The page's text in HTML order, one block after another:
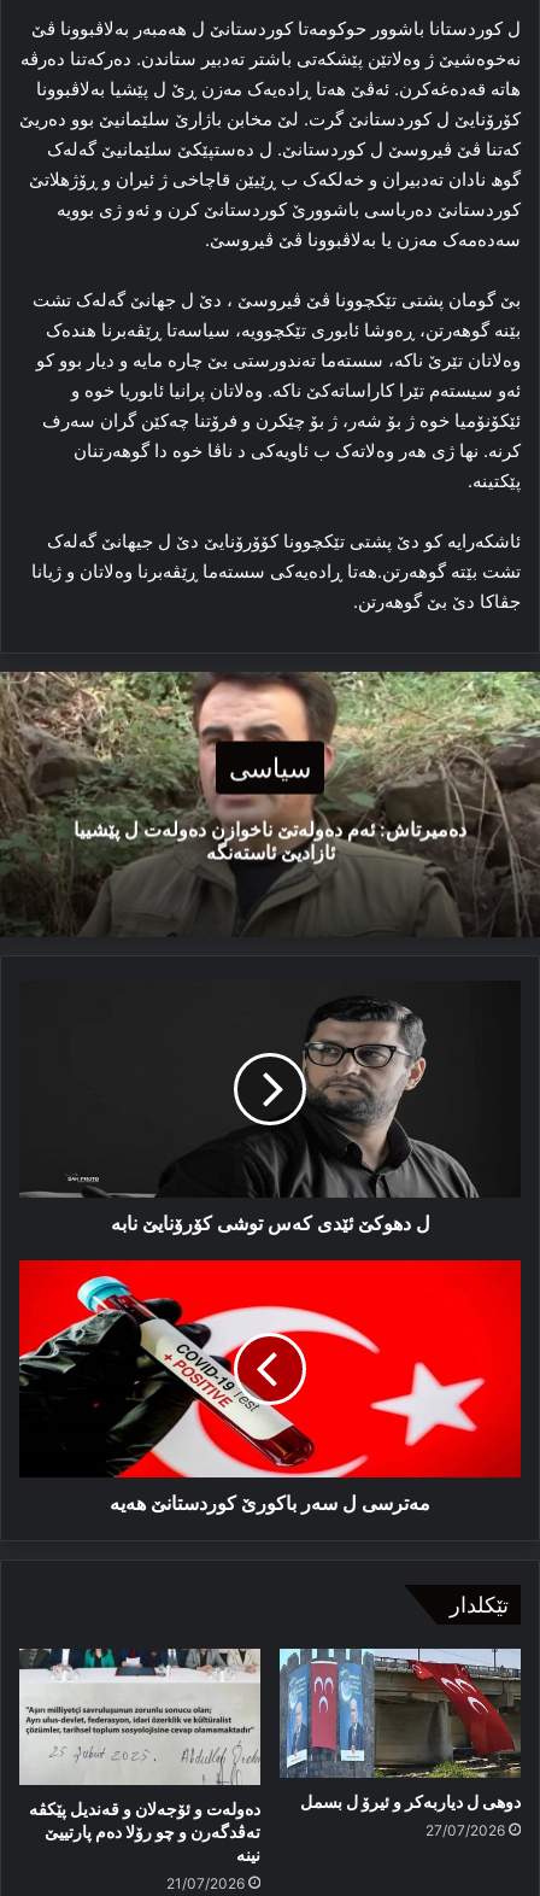
ل کوردستانا باشوور حوکومه‌تا كوردستانێ ل هەمبه‌ر به‌لاڤبوونا ڤێ
نه‌خوه‌شیێ ژ وه‌لاتێن پێشکه‌تی باشتر ته‌دبیر ستاندن. ده‌رکه‌تنا ده‌رڤه‌
هاته‌ قه‌ده‌غه‌کرن. ئه‌ڤێ هه‌تا ڕاده‌یه‌ک مه‌زن ڕێ ل پێشیا به‌لاڤبوونا
كۆرۆنایێ ل کوردستانێ گرت. لێ مخابن باژارێ سلێمانیێ بوو ده‌ریێ
که‌تنا ڤێ ڤیروسێ ل کوردستانێ. ل دەستپێكێ سلێمانیێ گه‌له‌ک
گوھ نادان ته‌دبیران و خه‌لکه‌ک ب ڕێیێن قاچاخی ژ ئیران و ڕۆژهلاتێ
کوردستانێ ده‌رباسی باشوورێ کوردستانێ كرن و ئه‌و ژی بوویه‌
سه‌ده‌مه‌ک مه‌زن یا به‌لاڤبوونا ڤێ ڤیروسێ.
بێ گومان پشتی تێکچوونا ڤێ ڤیروسێ ، دێ ل جهانێ گه‌له‌ک تشت
بێنه‌ گوهه‌رتن، ڕه‌وشا ئابوری تێكچوویە، سیاسه‌تا ڕێڤه‌برنا هنده‌ک
وه‌لاتان تێرێ ناکه‌، سسته‌ما ته‌ندورستی بێ چاره‌ مایه‌ و دیار بوو كو
ئەو سیستەم تێرا کاراساته‌کێ ناکه‌. وه‌لاتان پرانیا ئابوریا خوه‌ و
ئێكۆنۆمیا خوه‌ ژ بۆ شه‌ر، ژ بۆ چێکرن و فرۆتنا چه‌کێن گران سه‌رف
کرنه‌. نها ژی هه‌ر وه‌لاته‌ک ب ئاویه‌کی د ناڤا خوه‌ دا گوهه‌رتنان
پێکتینه‌.
ئاشكەرایە كو دێ پشتی تێکچوونا كۆۆرۆنایێ دێ ل جیهانێ گه‌له‌ک
تشت بێته‌ گوهه‌رتن.هه‌تا ڕاده‌یه‌کی سسته‌ما ڕێڤه‌برنا وه‌لاتان و ژیانا
جڤاکا دێ بێ گوهه‌رتن.
سیاسی
دەمیرتاش: ئەم دەولەتێ ناخوازن دەولەت ل پێشییا
ئازادیێ ئاستەنگە
ل دھوكێ ئێدی كەس توشی كۆرۆنایێ نابە
مەترسی
كوردستانێ
ھەیە
مەترسی ل سەر باكورێ كوردستانێ ھەیە
تێکلدار
دوهی ل دیاربەکر و ئیرۆ ل بسمل
27/07/2026
دەولەت و ئۆجەلان و قەندیل پێکڤە
تەڤدگەرن و چو رۆلا دەم پارتییێ
نینە
21/07/2026